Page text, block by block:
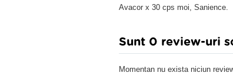
Avacor x 30 cps moi, Sanience.
Sunt 0 review-uri
Momentan nu exista niciun